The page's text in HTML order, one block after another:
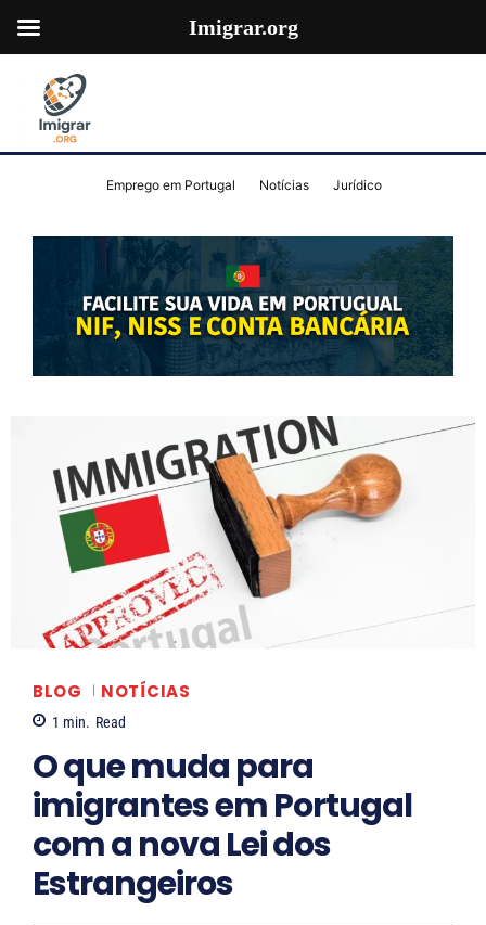
Emprego em Portugal Notícias Jurídico
BLOG NOTÍCIAS
1 min. Read
O que muda para
imigrantes em Portugal
com a nova Lei dos
Estrangeiros
Imigrar.org
R
o
n
B
a
l
L
a
r
i
s
a
a
e
s